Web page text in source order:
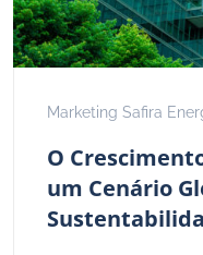
Marketing Safira
O
um Cenário